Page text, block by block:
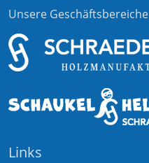
Unsere Geschäftsbereiche
Links